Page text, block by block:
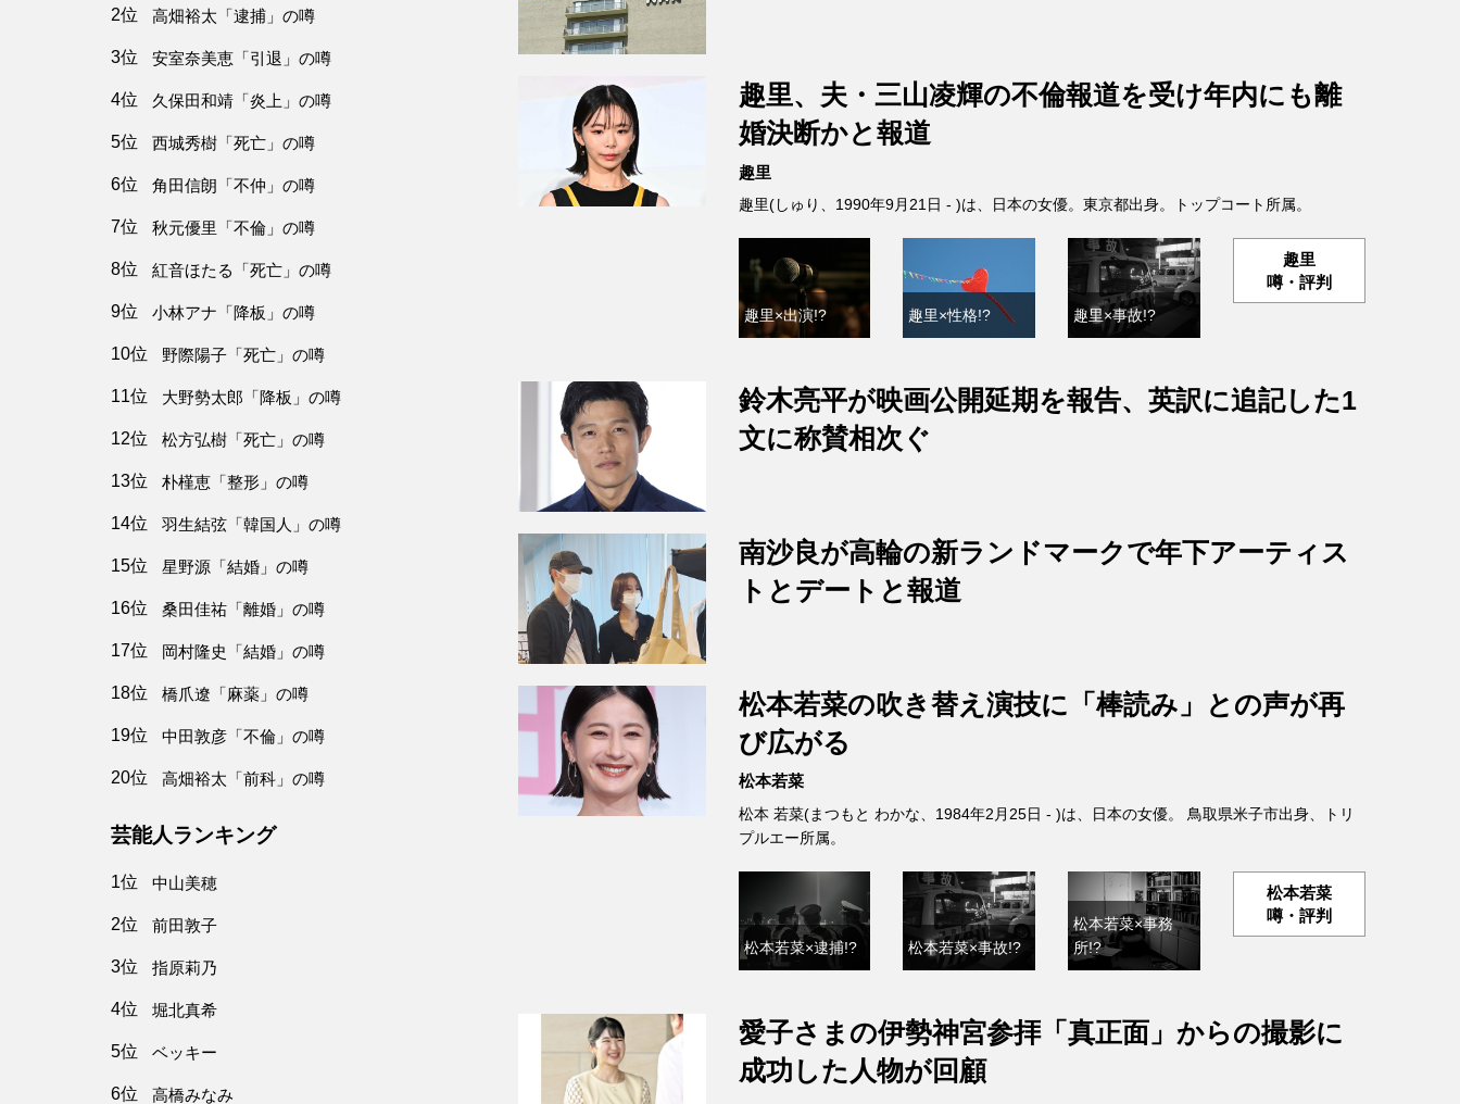
趣里、夫・三山凌輝の不倫報道を受け年内にも離
婚決断かと報道
趣里
趣里(しゅり、1990年9月21日 - )は、日本の女優。東京都出身。トップコート所属。
趣里×出演!? 趣里×性格!? 趣里×事故!?
趣里
噂・評判
鈴木亮平が映画公開延期を報告、英訳に追記した1
文に称賛相次ぐ
南沙良が高輪の新ランドマークで年下アーティス
トとデートと報道
松本若菜の吹き替え演技に「棒読み」との声が再
び広がる
松本若菜
松本 若菜(まつもと わかな、1984年2月25日 - )は、日本の女優。 鳥取県米子市出身、トリ
プルエー所属。
松本若菜×逮捕!? 松本若菜×事故!?
松本若菜×事務
所!?
松本若菜
噂・評判
愛子さまの伊勢神宮参拝「真正面」からの撮影に
成功した人物が回顧
2位 高畑裕太「逮捕」の噂
3位 安室奈美恵「引退」の噂
4位 久保田和靖「炎上」の噂
5位 西城秀樹「死亡」の噂
6位 角田信朗「不仲」の噂
7位 秋元優里「不倫」の噂
8位 紅音ほたる「死亡」の噂
9位 小林アナ「降板」の噂
10位 野際陽子「死亡」の噂
11位 大野勢太郎「降板」の噂
12位 松方弘樹「死亡」の噂
13位 朴槿恵「整形」の噂
14位 羽生結弦「韓国人」の噂
15位 星野源「結婚」の噂
16位 桑田佳祐「離婚」の噂
17位 岡村隆史「結婚」の噂
18位 橋爪遼「麻薬」の噂
19位 中田敦彦「不倫」の噂
20位 高畑裕太「前科」の噂
芸能人ランキング
1位 中山美穂
2位 前田敦子
3位 指原莉乃
4位 堀北真希
5位 ベッキー
6位 高橋みなみ